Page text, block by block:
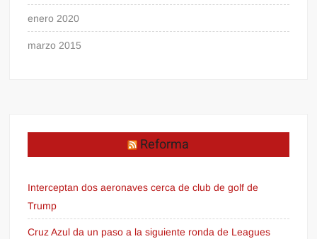
enero 2020
marzo 2015
Reforma
Interceptan dos aeronaves cerca de club de golf de
Trump
Cruz Azul da un paso a la siguiente ronda de Leagues